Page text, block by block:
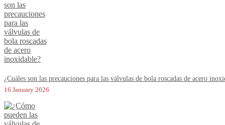
¿Cuáles son las precauciones para las válvulas de bola roscadas de acero
16 January 2026